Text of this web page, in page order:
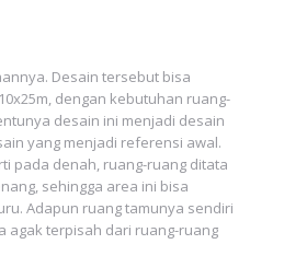
Desain tersebut bisa
dengan kebutuhan ruang-
desain ini menjadi desain
yang menjadi referensi awal.
pada denah, ruang-ruang ditata
sehingga area ini bisa
Adapun ruang tamunya sendiri
agak terpisah dari ruang-ruang